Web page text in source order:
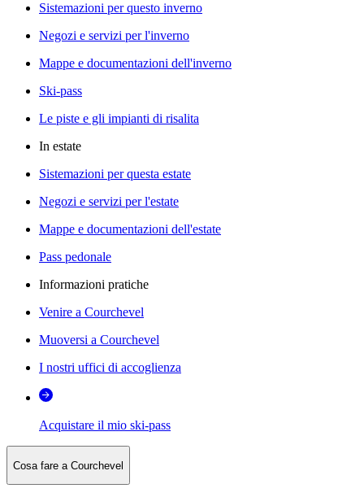
Sistemazioni per questo inverno
Negozi e servizi per l'inverno
Mappe e documentazioni dell'inverno
Ski-pass
Le piste e gli impianti di risalita
In estate
Sistemazioni per questa estate
Negozi e servizi per l'estate
Mappe e documentazioni dell'estate
Pass pedonale
Informazioni pratiche
Venire a Courchevel
Muoversi a Courchevel
I nostri uffici di accoglienza
Acquistare il mio ski-pass
Cosa fare a Courchevel